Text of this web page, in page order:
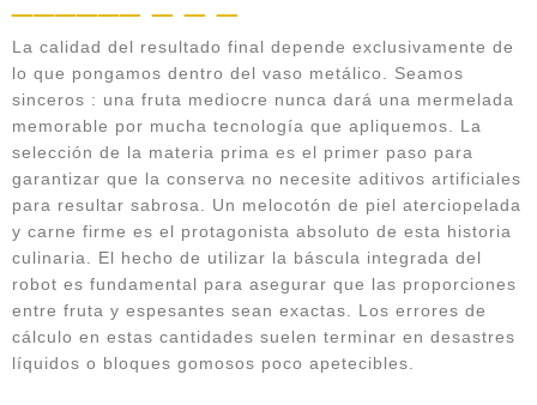
La calidad del resultado final depende exclusivamente de
lo que pongamos dentro del vaso metálico. Seamos
sinceros : una fruta mediocre nunca dará una mermelada
memorable por mucha tecnología que apliquemos. La
selección de la materia prima es el primer paso para
garantizar que la conserva no necesite aditivos artificiales
para resultar sabrosa. Un melocotón de piel aterciopelada
y carne firme es el protagonista absoluto de esta historia
culinaria. El hecho de utilizar la báscula integrada del
robot es fundamental para asegurar que las proporciones
entre fruta y espesantes sean exactas. Los errores de
cálculo en estas cantidades suelen terminar en desastres
líquidos o bloques gomosos poco apetecibles.